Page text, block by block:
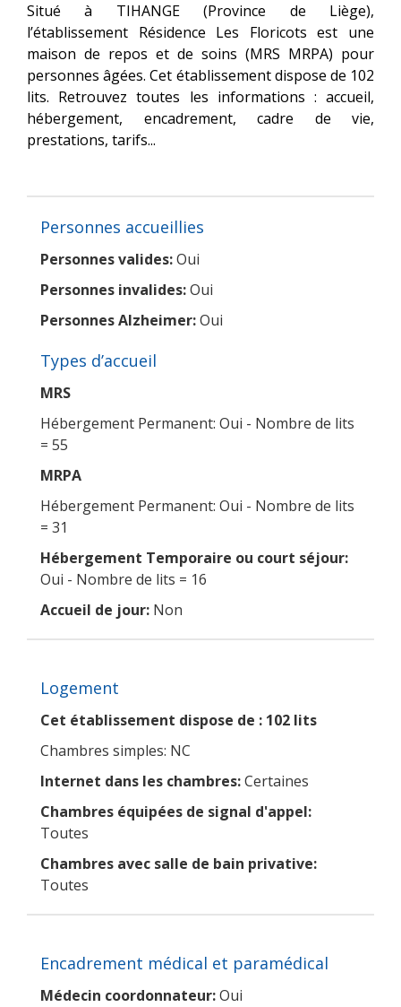
Situé à TIHANGE (Province de Liège),
l’établissement Résidence Les Floricots est une
maison de repos et de soins (MRS MRPA) pour
personnes âgées. Cet établissement dispose de 102
lits. Retrouvez toutes les informations : accueil,
hébergement, encadrement, cadre de vie,
prestations, tarifs...
Personnes accueillies
Personnes valides:Oui
Personnes invalides:Oui
Personnes Alzheimer:Oui
Types d’accueil
MRS
Hébergement Permanent: Oui - Nombre de lits
= 55
MRPA
Hébergement Permanent: Oui - Nombre de lits
= 31
Hébergement Temporaire ou court séjour:
Oui - Nombre de lits = 16
Accueil de jour: Non
Logement
Cet établissement dispose de : 102 lits
Chambres simples: NC
Internet dans les chambres:Certaines
Chambres équipées de signal d'appel:
Toutes
Chambres avec salle de bain privative:
Toutes
Encadrement médical et paramédical
Médecin coordonnateur:Oui